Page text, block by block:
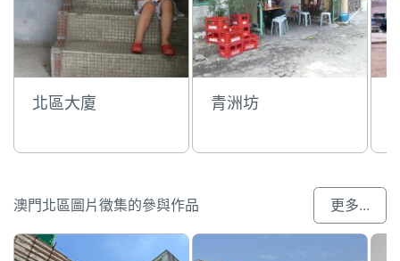
北區大廈 青洲坊
澳門北區圖片徵集的參與作品 更多...